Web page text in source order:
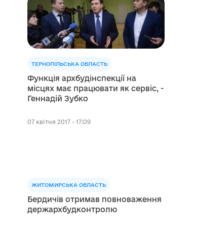
ТЕРНОПІЛЬСЬКА ОБЛАСТЬ
Функція архбудінспекції на
місцях має працювати як сервіс, -
Геннадій Зубко
07 квітня 2017 - 17:09
ЖИТОМИРСЬКА ОБЛАСТЬ
Бердичів отримав повноваження
держархбудконтролю